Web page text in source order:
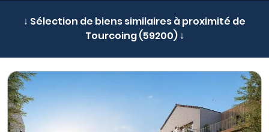
↓ Sélection de biens similaires à proximité de
Tourcoing (59200) ↓